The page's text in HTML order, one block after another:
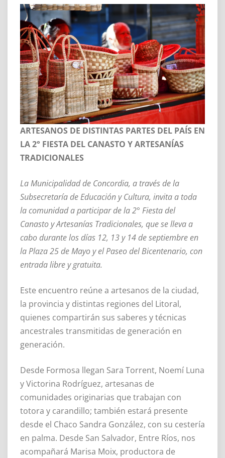
ARTESANOS DE DISTINTAS PARTES DEL PAÍS EN
LA 2° FIESTA DEL CANASTO Y ARTESANÍAS
TRADICIONALES
La Municipalidad de Concordia, a través de la
Subsecretaría de Educación y Cultura, invita a toda
la comunidad a participar de la 2° Fiesta del
Canasto y Artesanías Tradicionales, que se lleva a
cabo durante los días 12, 13 y 14 de septiembre en
la Plaza 25 de Mayo y el Paseo del Bicentenario, con
entrada libre y gratuita.
Este encuentro reúne a artesanos de la ciudad,
la provincia y distintas regiones del Litoral,
quienes compartirán sus saberes y técnicas
ancestrales transmitidas de generación en
generación.
Desde Formosa llegan Sara Torrent, Noemí Luna
y Victorina Rodríguez, artesanas de
comunidades originarias que trabajan con
totora y carandillo; también estará presente
desde el Chaco Sandra González, con su cestería
en palma. Desde San Salvador, Entre Ríos, nos
acompañará Marisa Moix, productora de